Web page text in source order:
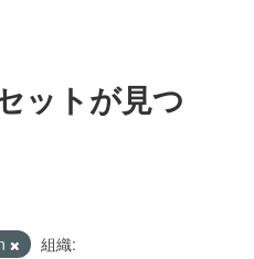
ットが見つ
組織: